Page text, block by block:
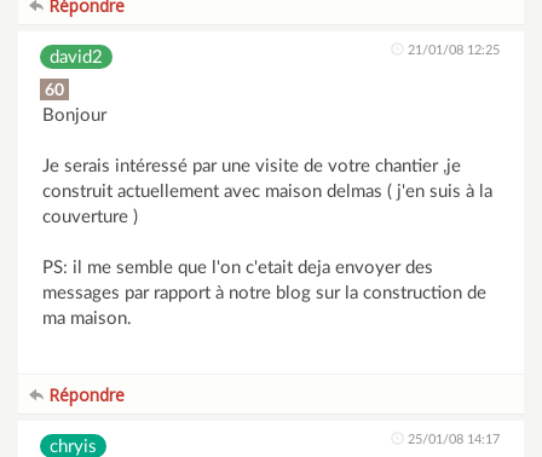
Répondre
david2 21/01/08 12:25
60
Bonjour
Je serais intéressé par une visite de votre chantier ,je
construit actuellement avec maison delmas ( j'en suis à la
couverture )
PS: il me semble que l'on c'etait deja envoyer des
messages par rapport à notre blog sur la construction de
ma maison.
Répondre
chryis 25/01/08 14:17